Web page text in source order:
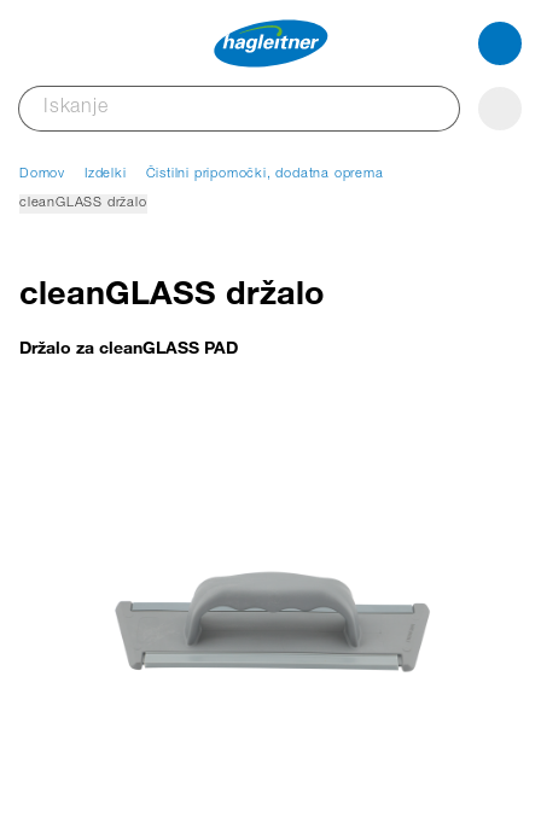
Domov Izdelki Čistilni pripomočki, dodatna oprema
cleanGLASS držalo
cleanGLASS držalo
Držalo za cleanGLASS PAD